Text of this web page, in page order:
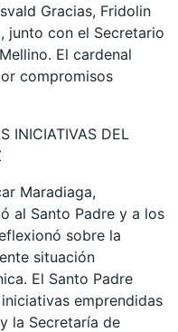
Gracias, Fridolin
junto con el Secretario
El cardenal
compromisos
INICIATIVAS DEL
Maradiaga,
al Santo Padre y a los
sobre la
situación
El Santo Padre
emprendidas
la Secretaría de